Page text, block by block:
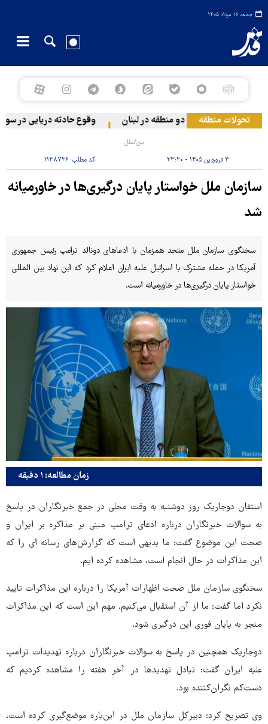
جمعه ۱۶ مرداد ۱۴۰۵
تحولات منطقه
رژیم صهیونیستی به دو منطقه در لبنان وقوع حادثه دریایی در
بین‌الملل
۳ فروردین ۱۴۰۵ - ۲۳:۲۰ کد مطلب: ۱۱۳۸۷۲۶
سازمان ملل خواستار پایان درگیری‌ها در خاورمیانه
شد
سخنگوی سازمان ملل متحد همزمان با ادعاهای دونالد ترامپ رئیس جمهوری
آمریکا در حمله مشترک با اسرائیل علیه ایران اعلام کرد که این نهاد بین المللی
خواستار پایان درگیری‌ها در خاورمیانه است.
زمان مطالعه: ۱ دقیقه
استفان دوجاریک روز دوشنبه به وقت محلی در جمع خبرنگاران در پاسخ
به سوالات خبرنگاران درباره ادعای ترامپ مبنی بر مذاکره بر ایران و
صحت این موضوع گفت: ما بدیهی است که گزارش‌های رسانه ای را که
این مذاکرات در حال انجام است، مشاهده کرده ایم.
سخنگوی سازمان ملل صحت اظهارات آمریکا را درباره این مذاکرات تایید
نکرد اما گفت: ما از آن استقبال می‌کنیم. مهم این است که این مذاکرات
منجر به پایان فوری این درگیری شود.
دوجاریک همچنین در پاسخ به سوالات خبرنگاران درباره تهدیدات ترامپ
علیه ایران گفت: تبادل تهدیدها در آخر هفته را مشاهده کردیم که
دست‌کم نگران‌کننده بود.
وی تصریح کرد: دبیرکل سازمان ملل در این‌باره موضع‌گیری کرده است،